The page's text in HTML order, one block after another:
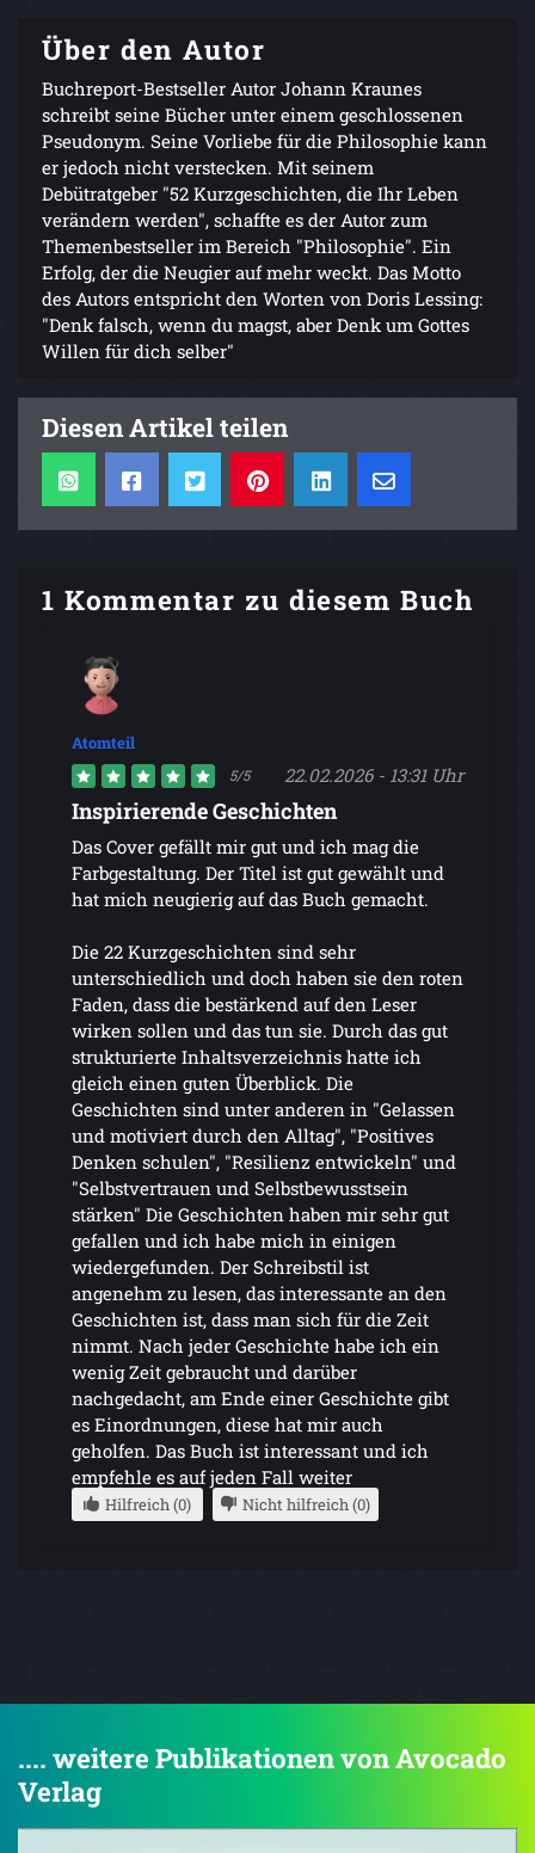
Über den Autor
Buchreport-Bestseller Autor Johann Kraunes
schreibt seine Bücher unter einem geschlossenen
Pseudonym. Seine Vorliebe für die Philosophie kann
er jedoch nicht verstecken. Mit seinem
Debütratgeber "52 Kurzgeschichten, die Ihr Leben
verändern werden", schaffte es der Autor zum
Themenbestseller im Bereich "Philosophie". Ein
Erfolg, der die Neugier auf mehr weckt. Das Motto
des Autors entspricht den Worten von Doris Lessing:
"Denk falsch, wenn du magst, aber Denk um Gottes
Willen für dich selber"
Diesen Artikel teilen
1 Kommentar zu diesem Buch
Atomteil
5/5 22.02.2026 - 13:31 Uhr
Inspirierende Geschichten
Das Cover gefällt mir gut und ich mag die
Farbgestaltung. Der Titel ist gut gewählt und
hat mich neugierig auf das Buch gemacht.
Die 22 Kurzgeschichten sind sehr
unterschiedlich und doch haben sie den roten
Faden, dass die bestärkend auf den Leser
wirken sollen und das tun sie. Durch das gut
strukturierte Inhaltsverzeichnis hatte ich
gleich einen guten Überblick. Die
Geschichten sind unter anderen in "Gelassen
und motiviert durch den Alltag", "Positives
Denken schulen", "Resilienz entwickeln" und
"Selbstvertrauen und Selbstbewusstsein
stärken" Die Geschichten haben mir sehr gut
gefallen und ich habe mich in einigen
wiedergefunden. Der Schreibstil ist
angenehm zu lesen, das interessante an den
Geschichten ist, dass man sich für die Zeit
nimmt. Nach jeder Geschichte habe ich ein
wenig Zeit gebraucht und darüber
nachgedacht, am Ende einer Geschichte gibt
es Einordnungen, diese hat mir auch
geholfen. Das Buch ist interessant und ich
empfehle es auf jeden Fall weiter
Hilfreich (0) Nicht hilfreich (0)
.... weitere Publikationen von Avocado
Verlag